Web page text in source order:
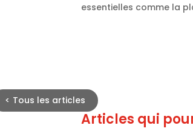
essentielles comme la
Articles qui
< Tous les articles